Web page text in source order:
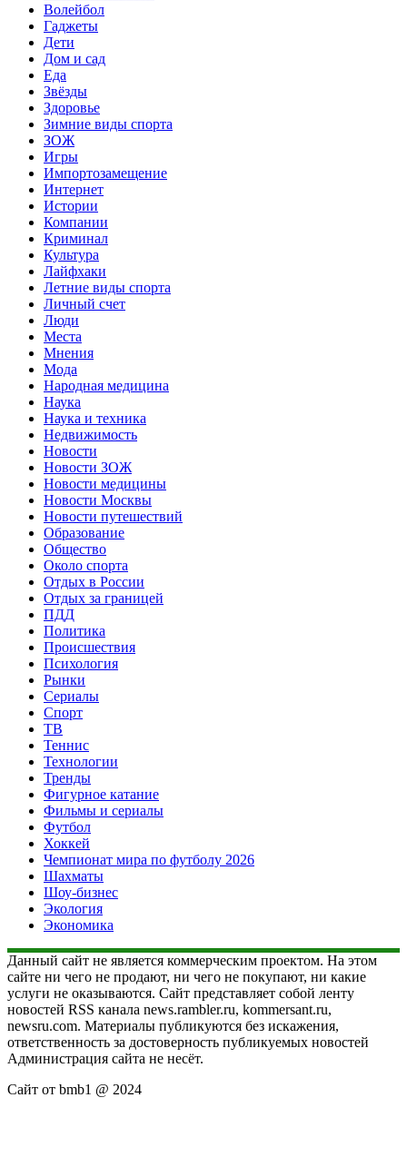
Волейбол
Гаджеты
Дети
Дом и сад
Еда
Звёзды
Здоровье
Зимние виды спорта
ЗОЖ
Игры
Импортозамещение
Интернет
Истории
Компании
Криминал
Культура
Лайфхаки
Летние виды спорта
Личный счет
Люди
Места
Мнения
Мода
Народная медицина
Наука
Наука и техника
Недвижимость
Новости
Новости ЗОЖ
Новости медицины
Новости Москвы
Новости путешествий
Образование
Общество
Около спорта
Отдых в России
Отдых за границей
ПДД
Политика
Происшествия
Психология
Рынки
Сериалы
Спорт
ТВ
Теннис
Технологии
Тренды
Фигурное катание
Фильмы и сериалы
Футбол
Хоккей
Чемпионат мира по футболу 2026
Шахматы
Шоу-бизнес
Экология
Экономика
Данный сайт не является коммерческим проектом. На этом
сайте ни чего не продают, ни чего не покупают, ни какие
услуги не оказываются. Сайт представляет собой ленту
новостей RSS канала news.rambler.ru, kommersant.ru,
newsru.com. Материалы публикуются без искажения,
ответственность за достоверность публикуемых новостей
Администрация сайта не несёт.
Сайт от bmb1 @ 2024